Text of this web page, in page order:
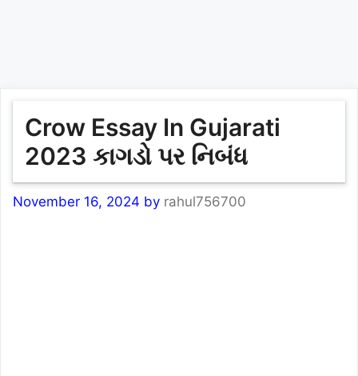
Crow Essay In Gujarati
2023 કાગડો પર નિબંધ
November 16, 2024 by rahul756700